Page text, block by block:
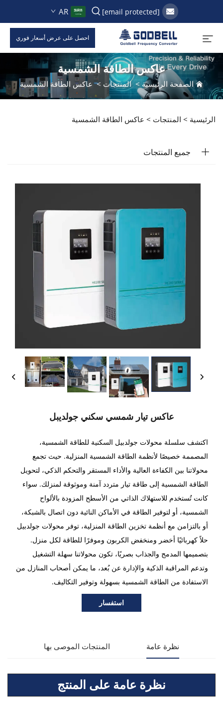
[email protected]
AR
احصل على عرض أسعار فوري
عاكس الطاقة الشمسية
الصفحة الرئيسية >المنتجات >عاكس الطاقة الشمسية
الرئيسية > المنتجات > عاكس الطاقة الشمسية
جميع المنتجات
عاكس تيار شمسي سكني جولديبل
اكتشف سلسلة محولات جولدبيل السكنية للطاقة الشمسية،
المصممة خصيصًا لأنظمة الطاقة الشمسية المنزلية. حيث تجمع
محولاتنا بين الكفاءة العالية والأداء المستقر والتحكم الذكي، لتحويل
الطاقة الشمسية إلى طاقة تيار متردد آمنة وموثوقة لمنزلك. سواء
كانت تُستخدم للاستهلاك الذاتي من الأسطح المزودة بالألواح
الشمسية، أو لتوفير الطاقة في الأماكن النائية دون اتصال بالشبكة،
أو بالتزامن مع أنظمة تخزين الطاقة المنزلية، توفر محولات جولدبيل
حلاً كهربائيًا أخضر ومنخفض الكربون وموفرًا للطاقة لكل منزل.
بتصميمها المدمج والجذاب بصريًا، تكون محولاتنا سهلة التشغيل
وتدعم المراقبة الذكية والإدارة عن بُعد، ما يمكن أصحاب المنازل من
الاستفادة من الطاقة الشمسية بسهولة وتوفير التكاليف.
استفسار
نظرة عامة المنتجات الموصى بها
نظرة عامة على المنتج